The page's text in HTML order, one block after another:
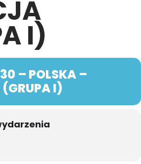
I)
– POLSKA –
I)